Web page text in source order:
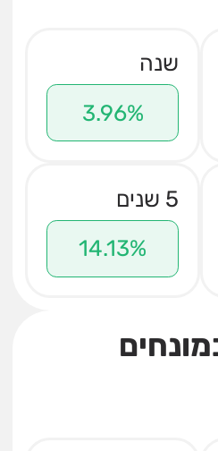
שנה
3.96%
5 שנים
14.13%